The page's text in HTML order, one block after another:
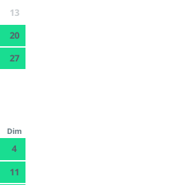
13
20
27
Dim
4
11